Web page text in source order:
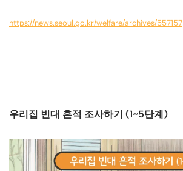
https://news.seoul.go.kr/welfare/archives/557157
우리집 빈대 흔적 조사하기 (1~5단계)